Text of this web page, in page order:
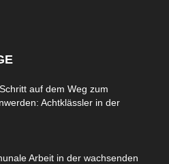
auf dem Weg zum
Achtklässler in der
Arbeit in der wachsenden